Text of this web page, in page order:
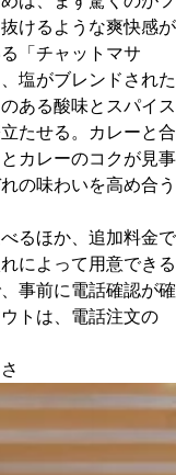
けるような爽快感が
「チャットマサ
塩がブレンドされた
ある酸味とスパイス
たせる。カレーと合
カレーのコクが見事
の味わいを高め合う
るほか、追加料金で
によって用意できる
事前に電話確認が確
トは、電話注文の